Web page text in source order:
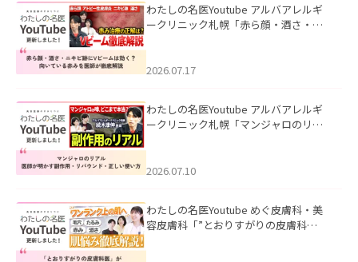
わたしの名医Youtube アルバアレルギ
ークリニック札幌「赤ら顔・酒さ・ニ
した。
2026.07.17
わたしの名医Youtube アルバアレルギ
ークリニック札幌「マンジャロのリア
た。
2026.07.10
わたしの名医Youtube めぐ皮膚科・美
容皮膚科「”とおりすがりの皮膚科